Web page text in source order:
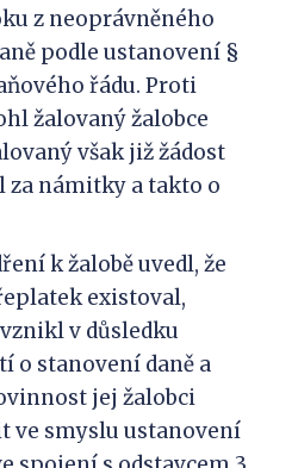
z neoprávněného
podle ustanovení §
řádu. Proti
žalovaný žalobce
však již žádost
za námitky a takto o
k žalobě uvedl, že
existoval,
v důsledku
o stanovení daně a
jej žalobci
ve smyslu ustanovení